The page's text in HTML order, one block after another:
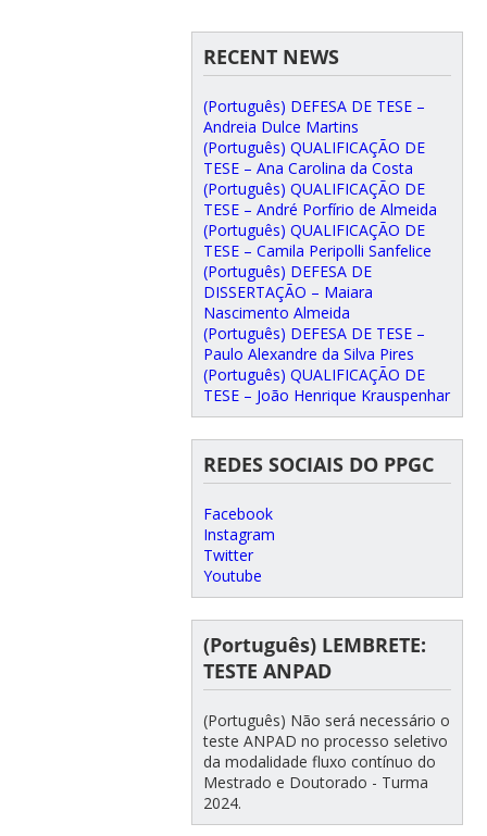
RECENT NEWS
(Português) DEFESA DE TESE –
Andreia Dulce Martins
(Português) QUALIFICAÇÃO DE
TESE – Ana Carolina da Costa
(Português) QUALIFICAÇÃO DE
TESE – André Porfírio de Almeida
(Português) QUALIFICAÇÃO DE
TESE – Camila Peripolli Sanfelice
(Português) DEFESA DE
DISSERTAÇÃO – Maiara
Nascimento Almeida
(Português) DEFESA DE TESE –
Paulo Alexandre da Silva Pires
(Português) QUALIFICAÇÃO DE
TESE – João Henrique Krauspenhar
REDES SOCIAIS DO PPGC
Facebook
Instagram
Twitter
Youtube
(Português) LEMBRETE:
TESTE ANPAD
(Português) Não será necessário o
teste ANPAD no processo seletivo
da modalidade fluxo contínuo do
Mestrado e Doutorado - Turma
2024.